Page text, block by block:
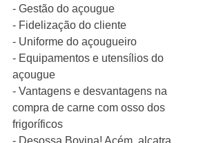
- Gestão do açougue
- Fidelização do cliente
- Uniforme do açougueiro
- Equipamentos e utensílios do
açougue
- Vantagens e desvantagens na
compra de carne com osso dos
frigoríficos